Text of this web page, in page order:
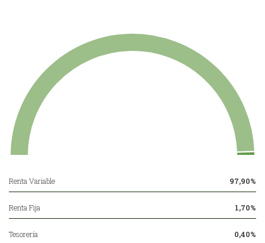
Renta Variable 97,90%
Renta Fija 1,70%
Tesorería 0,40%